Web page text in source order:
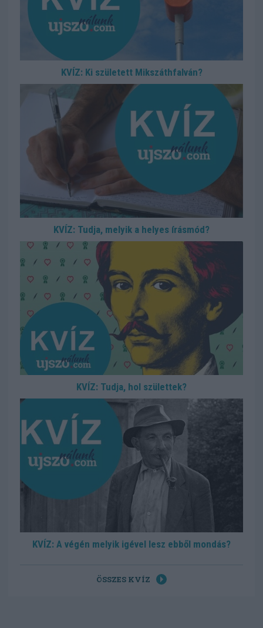
KVÍZ: Ki született Mikszáthfalván?
KVÍZ: Tudja, melyik a helyes írásmód?
KVÍZ: Tudja, hol születtek?
KVÍZ: A végén melyik igével lesz ebből mondás?
ÖSSZES KVÍZ